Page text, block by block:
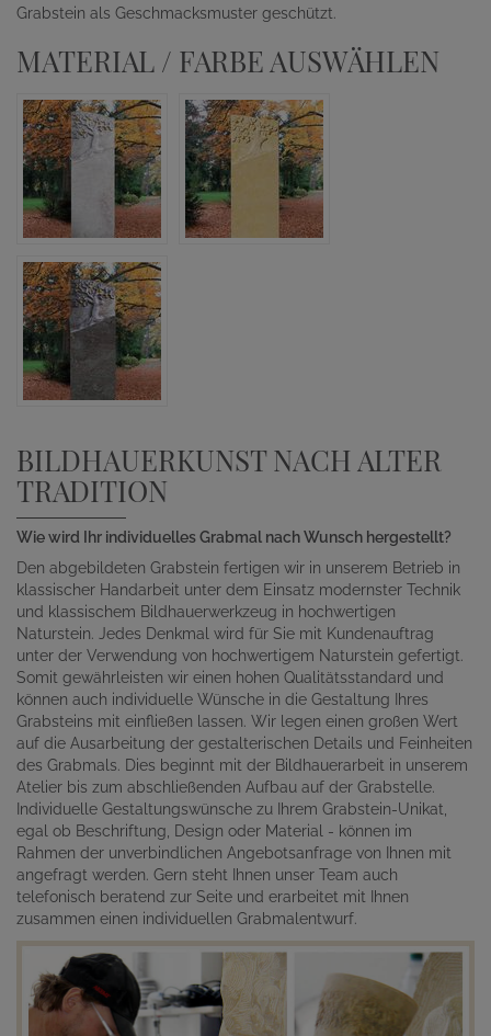
Grabstein als Geschmacksmuster geschützt.
MATERIAL / FARBE AUSWÄHLEN
BILDHAUERKUNST NACH ALTER
TRADITION
Wie wird Ihr individuelles Grabmal nach Wunsch hergestellt?
Den abgebildeten Grabstein fertigen wir in unserem Betrieb in
klassischer Handarbeit unter dem Einsatz modernster Technik
und klassischem Bildhauerwerkzeug in hochwertigen
Naturstein. Jedes Denkmal wird für Sie mit Kundenauftrag
unter der Verwendung von hochwertigem Naturstein gefertigt.
Somit gewährleisten wir einen hohen Qualitätsstandard und
können auch individuelle Wünsche in die Gestaltung Ihres
Grabsteins mit einfließen lassen. Wir legen einen großen Wert
auf die Ausarbeitung der gestalterischen Details und Feinheiten
des Grabmals. Dies beginnt mit der Bildhauerarbeit in unserem
Atelier bis zum abschließenden Aufbau auf der Grabstelle.
Individuelle Gestaltungswünsche zu Ihrem Grabstein-Unikat,
egal ob Beschriftung, Design oder Material - können im
Rahmen der unverbindlichen Angebotsanfrage von Ihnen mit
angefragt werden. Gern steht Ihnen unser Team auch
telefonisch beratend zur Seite und erarbeitet mit Ihnen
zusammen einen individuellen Grabmalentwurf.